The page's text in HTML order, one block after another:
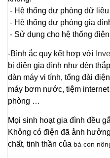
- Hệ thống dự phòng dữ liệu
- Hệ thống dự phòng gia
- Sử dụng cho hệ thống
-Bình ắc quy kết hợp với
bị điện gia đình như đèn
dàn máy vi tính, tổng đài
máy bơm nước, tiệm
phòng …
Mọi sinh hoạt gia đình đều
Không có điện đã ảnh
chất, tinh thần của bà con